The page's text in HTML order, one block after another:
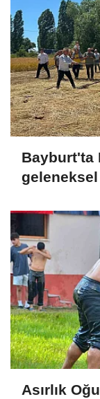
Bayburt'ta
geleneksel
Asırlık